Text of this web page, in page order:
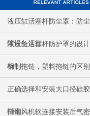
液压缸活塞杆防尘罩：防
障设备运行
液压缸活塞杆防护罩的设
析
钢制拖链，塑料拖链的区
正确选择和安装大口径硅
指南
排烟风机软连接安装后气